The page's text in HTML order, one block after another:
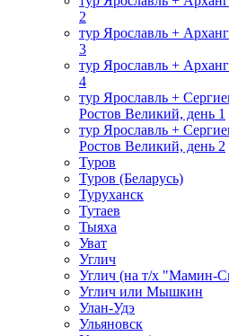
2
тур Ярославль +
3
тур Ярославль +
4
тур Ярославль +
Ростов Великий, день 1
тур Ярославль +
Ростов Великий, день 2
Туров
Туров (Беларусь)
Туруханск
Тутаев
Тыяха
Уват
Углич
Углич (на т/х "Мамин-
Углич или Мышкин
Улан-Удэ
Ульяновск